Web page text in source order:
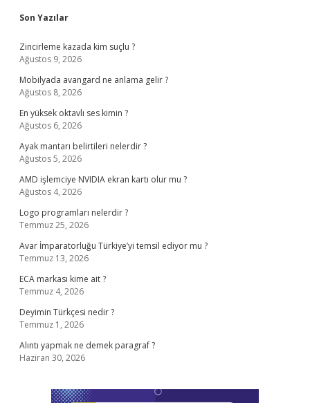
Sidebar
Son Yazılar
Zincirleme kazada kim suçlu ?
Ağustos 9, 2026
Mobilyada avangard ne anlama gelir ?
Ağustos 8, 2026
En yüksek oktavlı ses kimin ?
Ağustos 6, 2026
Ayak mantarı belirtileri nelerdir ?
Ağustos 5, 2026
AMD işlemciye NVIDIA ekran kartı olur mu ?
Ağustos 4, 2026
Logo programları nelerdir ?
Temmuz 25, 2026
Avar İmparatorluğu Türkiye’yi temsil ediyor mu ?
Temmuz 13, 2026
ECA markası kime ait ?
Temmuz 4, 2026
Deyimin Türkçesi nedir ?
Temmuz 1, 2026
Alıntı yapmak ne demek paragraf ?
Haziran 30, 2026